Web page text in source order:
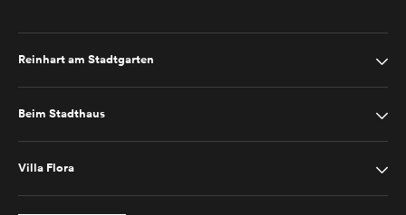
Reinhart am Stadtgarten
Beim Stadthaus
Villa Flora